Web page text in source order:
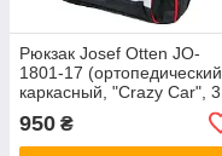
Рюкзак Josef Otten JO-
1801-17 (ортопедический,
каркасный, "Crazy Car", 3
отделения, 39*29*16 см.)
950 ₴